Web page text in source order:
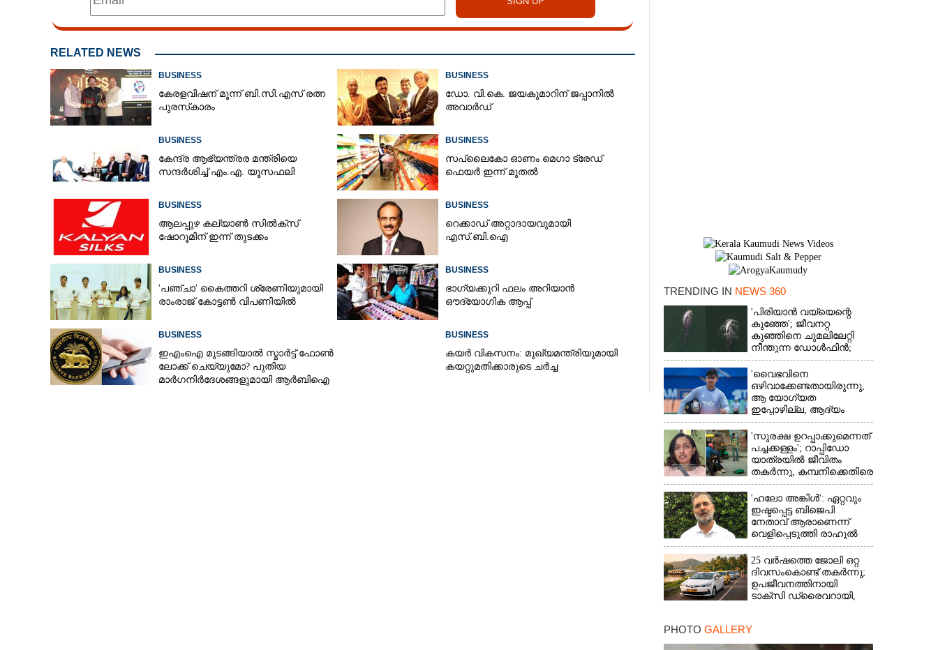
RELATED NEWS
BUSINESS
കേരളവിഷന് മൂന്ന് ബി.സി.എസ് രത്ന
പുരസ്‌കാരം
BUSINESS
ഡോ. വി.കെ. ജയകുമാറിന് ജപ്പാനിൽ
അവാർഡ്
BUSINESS
കേന്ദ്ര ആഭ്യന്ത്രര മന്ത്രിയെ
സന്ദർശിച്ച് എം.എ. യൂസഫലി
BUSINESS
സപ്ലൈകോ ഓണം മെഗാ ട്രേഡ്
ഫെയർ ഇന്ന് മുതൽ
BUSINESS
ആലപ്പുഴ കല്യാൺ സിൽക്‌സ്
ഷോറൂമിന് ഇന്ന് തുടക്കം
BUSINESS
റെക്കാഡ് അറ്റാദായവുമായി
എസ്.ബി.ഐ
BUSINESS
'​പ​ഞ്ചാ​'​ ​കൈ​ത്ത​റി​ ​ശ്രേ​ണി​യു​മാ​യി​ ​
രാം​രാ​ജ് ​കോ​ട്ടൺ വിപണിയിൽ
BUSINESS
ഭാഗ്യക്കുറി ഫലം അറിയാൻ
ഔദ്യോഗിക ആപ്പ്
BUSINESS
ഇഎംഐ മുടങ്ങിയാൽ സ്മാർട്ട് ഫോൺ
ലോക്ക് ചെയ്യുമോ? പുതിയ
മാർഗനിർദേശങ്ങളുമായി ആർബിഐ
BUSINESS
കയർ വികസനം: മുഖ്യമന്ത്രിയുമായി
കയറ്റുമതിക്കാരുടെ ചർച്ച
TRENDING IN NEWS 360
'പിരിയാൻ വയ്യെന്റെ
കുഞ്ഞേ'; ജീവനറ്റ
കുഞ്ഞിനെ ചുമലിലേറ്റി
നീന്തുന്ന ഡോൾഫിൻ;
കടലിലെ വൈകാരിക
നിമിഷങ്ങൾ
'വൈഭവിനെ
ഒഴിവാക്കേണ്ടതായിരുന്നു,​
ആ യോഗ്യത
ഇപ്പോഴില്ല, ആദ്യം
എല്ലാം പഠിക്കട്ടെ';
നിർദേശവുമായി മുൻ
ക്രിക്കറ്റ് താരം
'സുരക്ഷ ഉറപ്പാക്കുമെന്നത്
പച്ചക്കള്ളം'; റാപ്പിഡോ
യാത്രയിൽ ജീവിതം
തകർന്നു, കമ്പനിക്കെതിരെ
പരാതിയുമായി യുവതി
'ഹലോ അങ്കിൾ': ഏറ്റവും
ഇഷ്ടപ്പെട്ട ബിജെപി
നേതാവ് ആരാണെന്ന്
വെളിപ്പെടുത്തി രാഹുൽ
ഗാന്ധി
25 വർഷത്തെ ജോലി ഒറ്റ
ദിവസംകൊണ്ട് തകർന്നു;
ഉപജീവനത്തിനായി
ടാക്‌സി ഡ്രൈവറായി,​
PHOTO GALLERY
×